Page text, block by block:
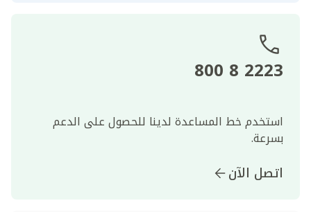
2223 8 800
استخدم خط المساعدة لدينا للحصول على الدعم
بسرعة.
اتصل الآن